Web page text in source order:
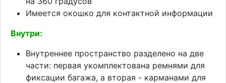
Имеется окошко для контактной информации
Внутри:
Внутреннее пространство разделено на две
части: первая укомплектована ремнями для
фиксации багажа, а вторая - карманами для